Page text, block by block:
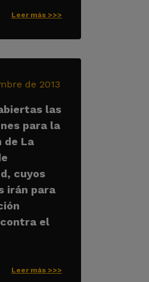
Leer más >>>
de 2013
las
para la
de La
cuyos
irán para
el
Leer más >>>